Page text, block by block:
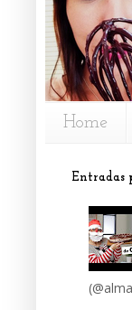
Home
Entradas